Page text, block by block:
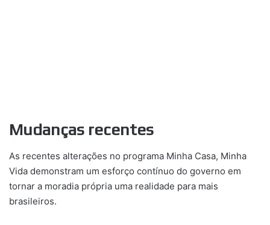
Mudanças recentes
As recentes alterações no programa Minha Casa, Minha
Vida demonstram um esforço contínuo do governo em
tornar a moradia própria uma realidade para mais
brasileiros.